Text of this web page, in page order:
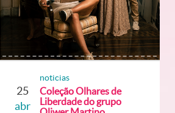
25
abr
noticias
Coleção Olhares de
Liberdade do grupo